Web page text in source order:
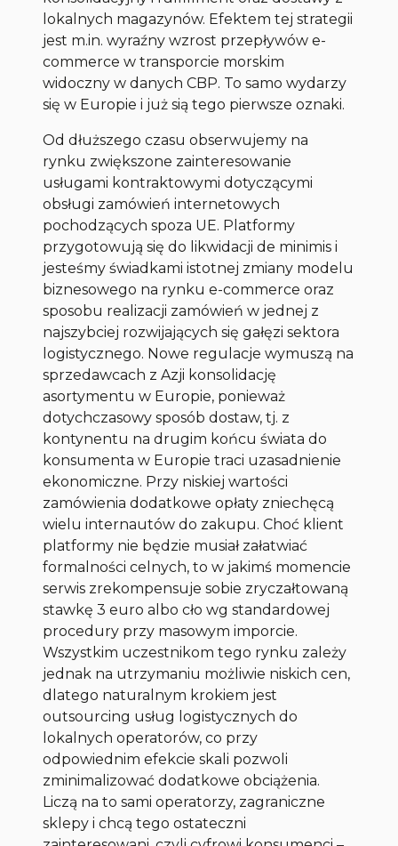
lokalnych magazynów. Efektem tej strategii
jest m.in. wyraźny wzrost przepływów e-
commerce w transporcie morskim
widoczny w danych CBP. To samo wydarzy
się w Europie i już sią tego pierwsze oznaki.
Od dłuższego czasu obserwujemy na
rynku zwiększone zainteresowanie
usługami kontraktowymi dotyczącymi
obsługi zamówień internetowych
pochodzących spoza UE. Platformy
przygotowują się do likwidacji de minimis i
jesteśmy świadkami istotnej zmiany modelu
biznesowego na rynku e-commerce oraz
sposobu realizacji zamówień w jednej z
najszybciej rozwijających się gałęzi sektora
logistycznego. Nowe regulacje wymuszą na
sprzedawcach z Azji konsolidację
asortymentu w Europie, ponieważ
dotychczasowy sposób dostaw, tj. z
kontynentu na drugim końcu świata do
konsumenta w Europie traci uzasadnienie
ekonomiczne. Przy niskiej wartości
zamówienia dodatkowe opłaty zniechęcą
wielu internautów do zakupu. Choć klient
platformy nie będzie musiał załatwiać
formalności celnych, to w jakimś momencie
serwis zrekompensuje sobie zryczałtowaną
stawkę 3 euro albo cło wg standardowej
procedury przy masowym imporcie.
Wszystkim uczestnikom tego rynku zależy
jednak na utrzymaniu możliwie niskich cen,
dlatego naturalnym krokiem jest
outsourcing usług logistycznych do
lokalnych operatorów, co przy
odpowiednim efekcie skali pozwoli
zminimalizować dodatkowe obciążenia.
Liczą na to sami operatorzy, zagraniczne
sklepy i chcą tego ostateczni